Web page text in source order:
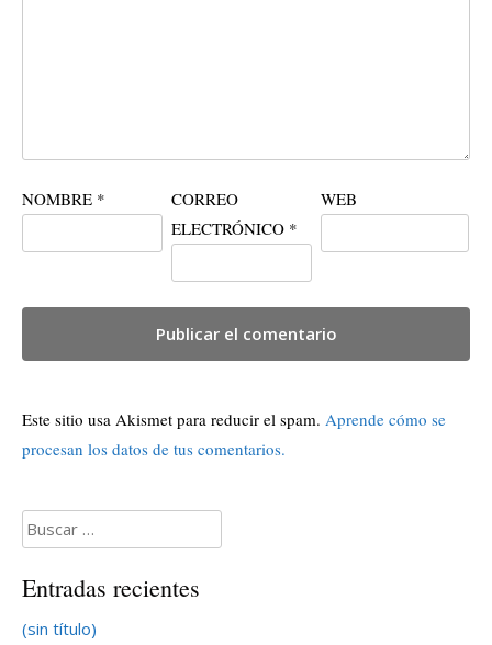
NOMBRE *
CORREO
ELECTRÓNICO *
WEB
Este sitio usa Akismet para reducir el spam. Aprende cómo se
procesan los datos de tus comentarios.
Buscar:
Entradas recientes
(sin título)